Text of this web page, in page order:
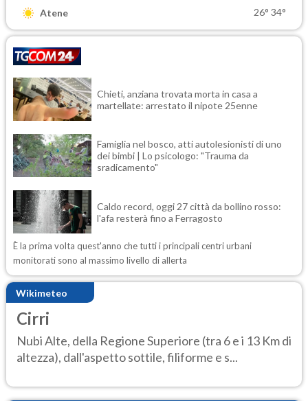
Atene 26° 34°
Chieti, anziana trovata morta in casa a
martellate: arrestato il nipote 25enne
Famiglia nel bosco, atti autolesionisti di uno
dei bimbi | Lo psicologo: "Trauma da
sradicamento"
Caldo record, oggi 27 città da bollino rosso:
l'afa resterà fino a Ferragosto
È la prima volta quest'anno che tutti i principali centri urbani
monitorati sono al massimo livello di allerta
Wikimeteo
Cirri
Nubi Alte, della Regione Superiore (tra 6 e i 13 Km di
altezza), dall'aspetto sottile, filiforme e s...